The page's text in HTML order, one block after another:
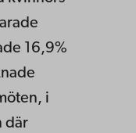
16,9%
i
där